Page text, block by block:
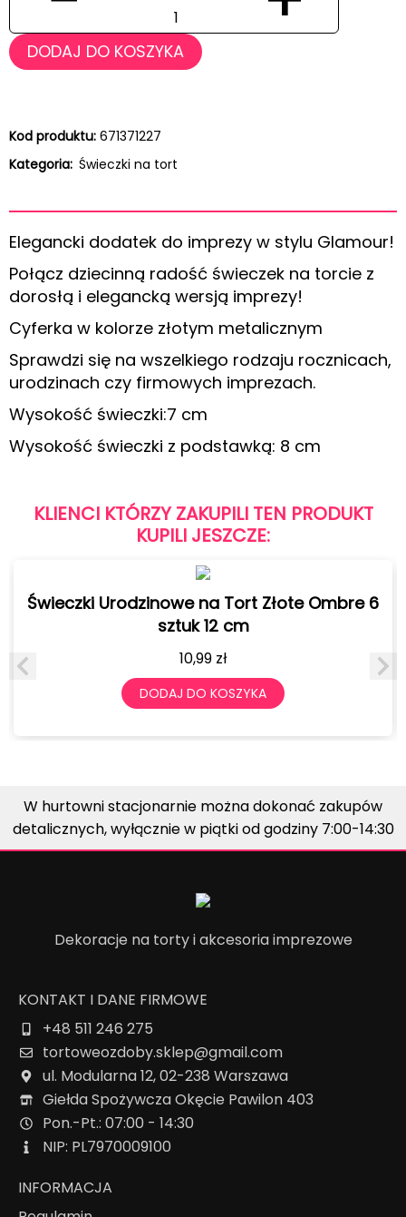
DODAJ DO KOSZYKA
Kod produktu: 671371227
Kategoria: Świeczki na tort
Elegancki dodatek do imprezy w stylu Glamour!
Połącz dziecinną radość świeczek na torcie z
dorosłą i elegancką wersją imprezy!
Cyferka w kolorze złotym metalicznym
Sprawdzi się na wszelkiego rodzaju rocznicach,
urodzinach czy firmowych imprezach.
Wysokość świeczki:7 cm
Wysokość świeczki z podstawką: 8 cm
KLIENCI KTÓRZY ZAKUPILI TEN PRODUKT
KUPILI JESZCZE:
Świeczki Urodzinowe na Tort Złote Ombre 6
sztuk 12 cm
10,99 zł
DODAJ DO KOSZYKA
W hurtowni stacjonarnie można dokonać zakupów
detalicznych, wyłącznie w piątki od godziny 7:00-14:30
Dekoracje na torty i akcesoria imprezowe
KONTAKT I DANE FIRMOWE
+48 511 246 275
tortoweozdoby.sklep@gmail.com
ul. Modularna 12, 02-238 Warszawa
Giełda Spożywcza Okęcie Pawilon 403
Pon.-Pt.: 07:00 - 14:30
NIP: PL7970009100
INFORMACJA